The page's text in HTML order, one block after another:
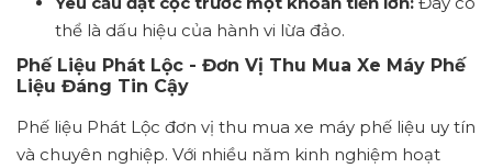
thể là dấu hiệu của hành vi lừa đảo.
Phế Liệu Phát Lộc - Đơn Vị Thu Mua Xe Máy Phế
Liệu Đáng Tin Cậy
Phế liệu Phát Lộc đơn vị thu mua xe máy phế liệu uy tín
và chuyên nghiệp. Với nhiều năm kinh nghiệm hoạt